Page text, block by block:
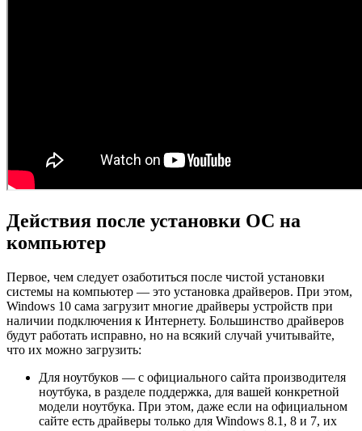
Действия после установки ОС на
компьютер
Первое, чем следует озаботиться после чистой установки
системы на компьютер — это установка драйверов. При этом,
Windows 10 сама загрузит многие драйверы устройств при
наличии подключения к Интернету. Большинство драйверов
будут работать исправно, но на всякий случай учитывайте,
что их можно загрузить:
Для ноутбуков — с официального сайта производителя
ноутбука, в разделе поддержка, для вашей конкретной
модели ноутбука. При этом, даже если на официальном
сайте есть драйверы только для Windows 8.1, 8 и 7, их